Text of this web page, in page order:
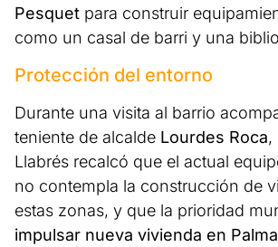
Pesquet para construir
como un casal de barri y una
Protección del entorno
Durante una visita al barrio
teniente de alcalde Lourdes Roca,
Llabrés recalcó que el actual
no contempla la construcción de
estas zonas, y que la prioridad
impulsar nueva vivienda en